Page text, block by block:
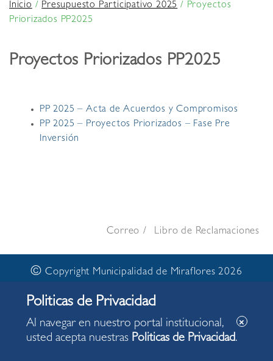
Inicio/Presupuesto Participativo 2025/ Proyectos
Priorizados PP2025
Proyectos Priorizados PP2025
PP 2025 – Acta de Acuerdos y Compromisos
PP 2025 – Proyectos Priorizados – Fase Pre
Inversión
Correo Libro de Reclamaciones
© Copyright Municipalidad de Miraflores 2026
Al navegar en nuestro portal institucional,
usted acepta nuestras Politicas de Privacidad.